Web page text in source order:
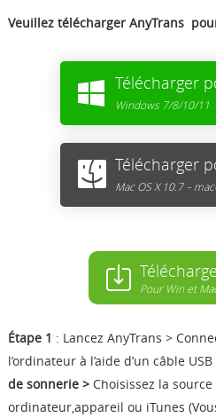
Veuillez télécharger AnyTrans
Télécharger
Windows 7/8/10/11
Télécharger
Mac OS X 10.7 –
Pour Win et
Étape 1 : Lancez AnyTrans >
l’ordinateur à l’aide d’un câble
de sonnerie > Choisissez la
ordinateur,appareil ou iTunes